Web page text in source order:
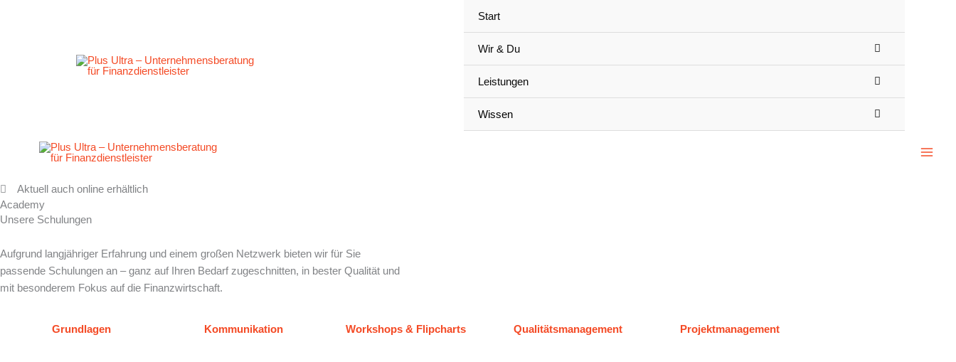
Start
Wir & Du
Leistungen
Wissen
Aktuell auch online erhältlich
Academy
Unsere Schulungen
Aufgrund langjähriger Erfahrung und einem großen Netzwerk bieten wir für Sie
passende Schulungen an – ganz auf Ihren Bedarf zugeschnitten, in bester Qualität und
mit besonderem Fokus auf die Finanzwirtschaft.
Grundlagen Kommunikation Workshops & Flipcharts Qualitätsmanagement Projektmanagement